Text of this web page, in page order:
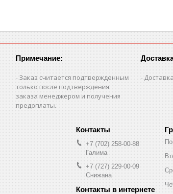
Примечание:
Заказ считается подтвержденным
только после подтверждения
заказа менеджером и получения
предоплаты.
+7 (702) 258-00-88
Галима
+7 (727) 229-00-09
Снижана